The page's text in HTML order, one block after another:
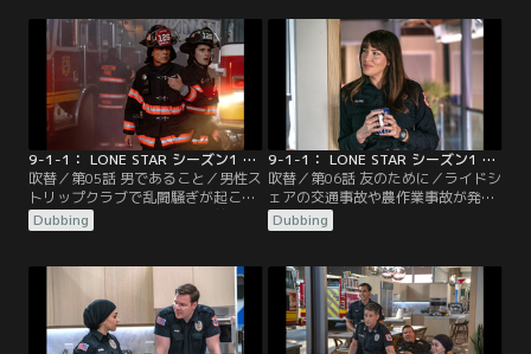
降りた人を助けるために、チームは
現場に急行する。そんな中、ストラ
ンド隊長は治療の影響による体力低
下に悩んでいた。ミシェルは失踪し
た妹の手がかりを得るために、ダス
ティンときちんと話そうと…。
に閉じ込められた青年など、チーム
を待つ人々は街中にあふれていた。
ストランド隊長は息子に事情を話し
たいと思いながらも、なかなか打ち
明けられずにいた。
9-1-1： LONE STAR シーズン1 第05話／吹替
吹替／第05話 男であること／男性ス
トリップクラブで乱闘騒ぎが起こ
る。女性向けのシェルターの前では
デモをしていた男が意識を失い、牛
今回もチームは大忙しだった。スト
ランド隊長はTKに付き添われて治療
に臨むが、新たな問題に頭を悩ませ
ることになる。ポールは、ストリッ
プクラブで助けた女性といい雰囲気
Dubbing
9-1-1： LONE STAR シーズン1 第06話／吹替
吹替／第06話 友のために／ライドシ
ェアの交通事故や農作業事故が発
生。チームは現場に急行する。スト
ランド隊長は、以前126分署にいた
くなった126分署に招待する。スト
ランド隊長とビリーにはいくつかの
共通点があった。見習いのマテオは
筆記試験を間近に控え、緊張の日々
を過ごしていた。彼には絶対に落第
Dubbing